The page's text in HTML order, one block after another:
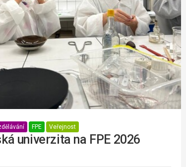
FPE Veřejnost
univerzita na FPE 2026